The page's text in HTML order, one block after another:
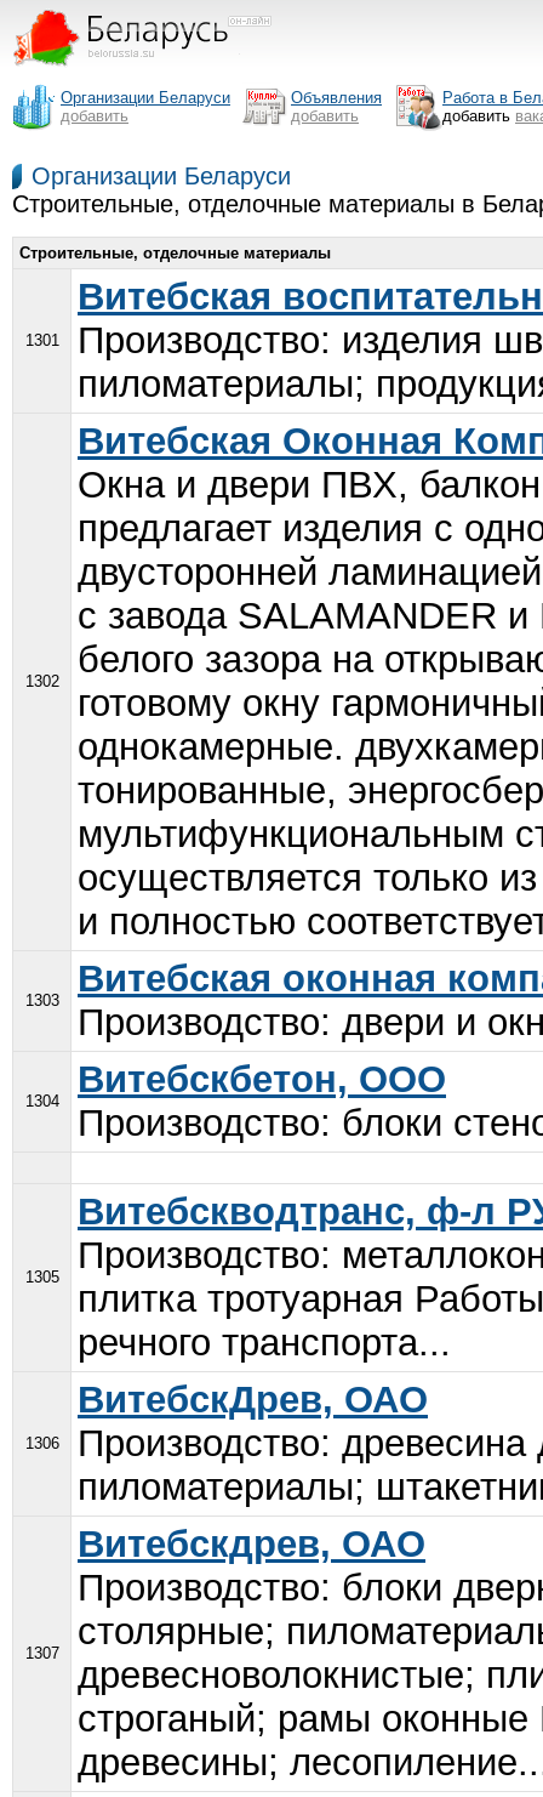
Организации Беларуси
добавить
Объявления
добавить
Работа в
добавить
Организации Беларуси
Строительные, отделочные материалы в
Строительные, отделочные материалы
1301
Витебская
Производство: изделия
пиломатериалы;
1302
Витебская Оконная
Окна и двери ПВХ,
предлагает изделия с
двусторонней
с завода SALAMANDER и
белого зазора на
готовому окну
однокамерные.
тонированные,
мультифункциональным
осуществляется только
и полностью
1303
Витебская оконная
Производство: двери и
1304
Витебскбетон, ООО
Производство: блоки
1305
Витебскводтранс, ф-л
Производство:
плитка тротуарная
речного транспорта...
1306
ВитебскДрев, ОАО
Производство:
пиломатериалы;
1307
Витебскдрев, ОАО
Производство: блоки
столярные;
древесноволокнистые;
строганый; рамы оконные
древесины;